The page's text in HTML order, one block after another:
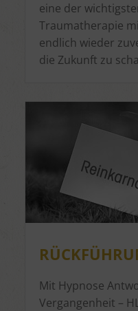
eine der
Traumatherapie
endlich wieder
die Zukunft zu
Mit Hypnose
Vergangenheit –